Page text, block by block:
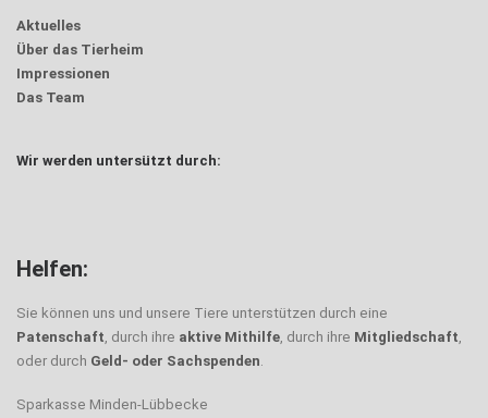
Aktuelles
Über das Tierheim
Impressionen
Das Team
Wir werden untersützt durch:
Helfen:
Sie können uns und unsere Tiere unterstützen durch eine
Patenschaft, durch ihre aktive Mithilfe, durch ihre Mitgliedschaft,
oder durch Geld- oder Sachspenden.
Sparkasse Minden-Lübbecke